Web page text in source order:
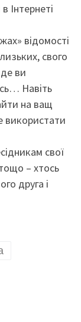
Інтернеті
відомості
свого
ви
Навіть
на ващ
використати
свої
– хтось
друга і